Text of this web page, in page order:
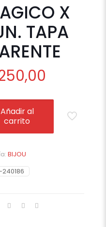
X
TAPA
Añadir al
carrito
240186
BIJOU